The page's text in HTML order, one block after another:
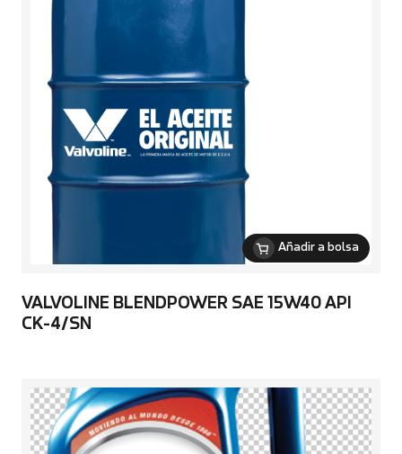
Añadir a bolsa
VALVOLINE BLENDPOWER SAE 15W40 API
CK-4/SN